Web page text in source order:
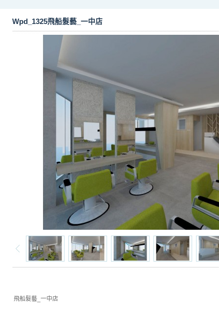
Wpd_1325飛船髮藝_一中店
飛船髮藝_一中店